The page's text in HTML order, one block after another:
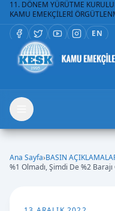
11. DÖNEM YÜRÜTME KURULU
KAMU EMEKÇİLERİ
EN
Ana Sayfa›BASIN
%1 Olmadı, Şimdi De %2